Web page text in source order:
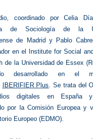
coordinado por Celia
de Sociología de la
de Madrid y Pablo
en el Institute for Social
de la Universidad de Essex
desarrollado en el
IBERIFIER Plus. Se trata del
digitales en España y
por la Comisión Europea y
Europeo (EDMO).